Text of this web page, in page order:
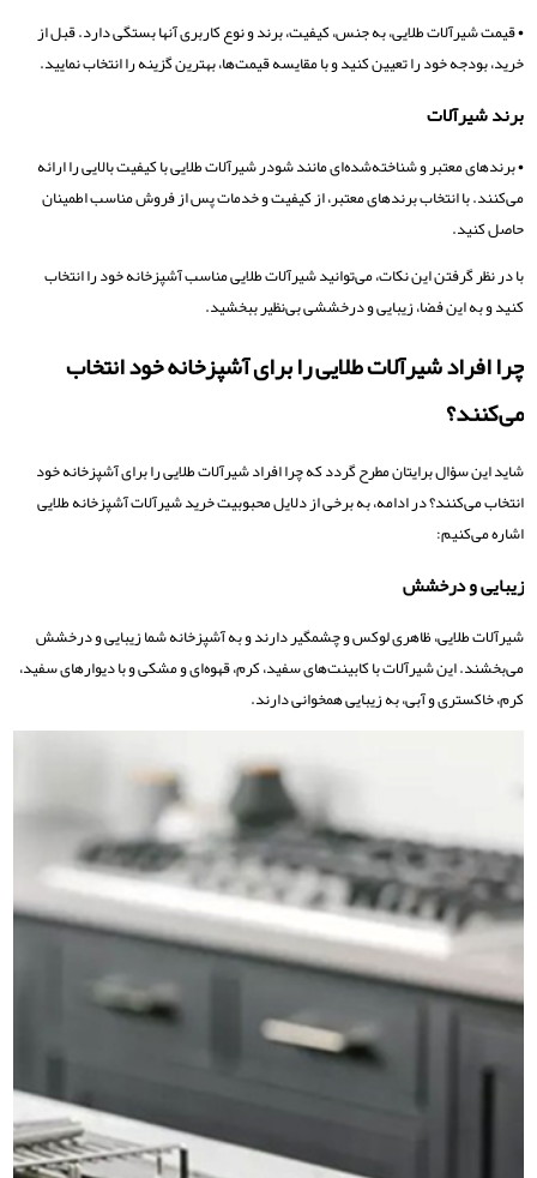
• قیمت شیرآلات طلایی، به جنس، کیفیت، برند و نوع کاربری آنها بستگی دارد. قبل از
خرید، بودجه خود را تعیین کنید و با مقایسه قیمت‌ها، بهترین گزینه را انتخاب نمایید.
برند شیرآلات
• برندهای معتبر و شناخته‌شده‌ای مانند شودر شیرآلات طلایی با کیفیت بالایی را ارائه
می‌کنند. با انتخاب برندهای معتبر، از کیفیت و خدمات پس از فروش مناسب اطمینان
حاصل کنید.
با در نظر گرفتن این نکات، می‌توانید شیرآلات طلایی مناسب آشپزخانه خود را انتخاب
کنید و به این فضا، زیبایی و درخششی بی‌نظیر ببخشید.
چرا افراد شیرآلات طلایی را برای آشپزخانه خود انتخاب
می‌کنند؟
شاید این سؤال برایتان مطرح گردد که چرا افراد شیرآلات طلایی را برای آشپزخانه خود
انتخاب می‌کنند؟ در ادامه، به برخی از دلایل محبوبیت خرید شیرآلات آشپزخانه طلایی
اشاره می‌کنیم:
زیبایی و درخشش
شیرآلات طلایی، ظاهری لوکس و چشمگیر دارند و به آشپزخانه شما زیبایی و درخشش
می‌بخشند. این شیرآلات با کابینت‌های سفید، کرم، قهوه‌ای و مشکی و با دیوارهای سفید،
کرم، خاکستری و آبی، به زیبایی همخوانی دارند.